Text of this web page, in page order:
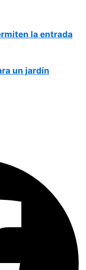
la entrada
un jardín